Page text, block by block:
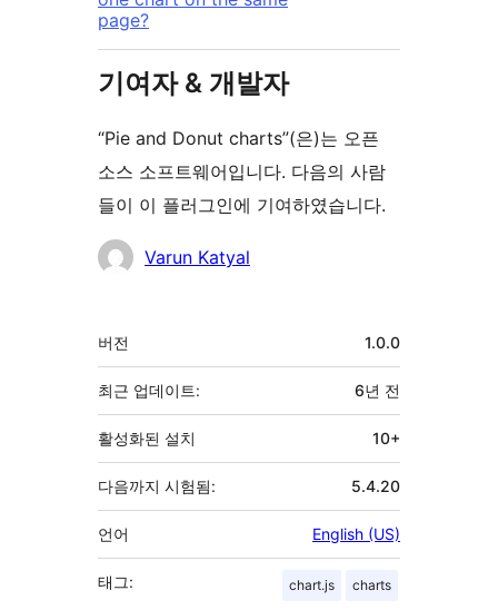
page?
기여자 & 개발자
“Pie and Donut charts”(은)는 오픈
소스 소프트웨어입니다. 다음의 사람
들이 이 플러그인에 기여하였습니다.
기
Varun Katyal
기
초
버전 1.0.0
최근 업데이트: 6년 전
활성화된 설치 10+
다음까지 시험됨: 5.4.20
언어 English (US)
태그: chart.js charts